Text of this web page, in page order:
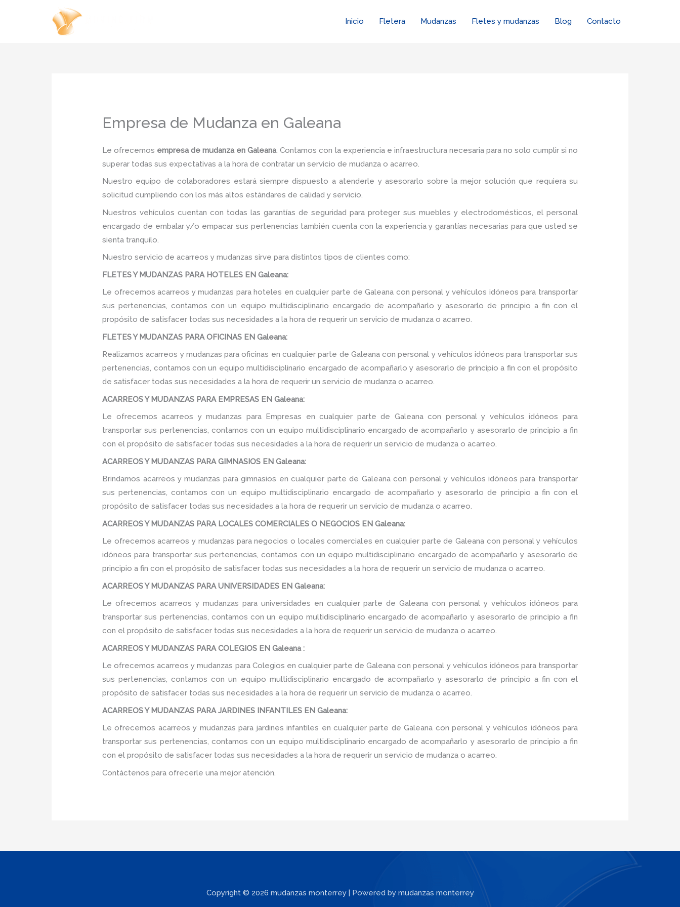
Inicio Fletera Mudanzas Fletes y mudanzas Blog Contacto
Empresa de Mudanza en Galeana
Le ofrecemos empresa de mudanza en Galeana. Contamos con la experiencia e infraestructura necesaria para no solo cumplir si no
superar todas sus expectativas a la hora de contratar un servicio de mudanza o acarreo.
Nuestro equipo de colaboradores estará siempre dispuesto a atenderle y asesorarlo sobre la mejor solución que requiera su
solicitud cumpliendo con los más altos estándares de calidad y servicio.
Nuestros vehículos cuentan con todas las garantías de seguridad para proteger sus muebles y electrodomésticos, el personal
encargado de embalar y/o empacar sus pertenencias también cuenta con la experiencia y garantías necesarias para que usted se
sienta tranquilo.
Nuestro servicio de acarreos y mudanzas sirve para distintos tipos de clientes como:
FLETES Y MUDANZAS PARA HOTELES EN Galeana:
Le ofrecemos acarreos y mudanzas para hoteles en cualquier parte de Galeana con personal y vehículos idóneos para transportar
sus pertenencias, contamos con un equipo multidisciplinario encargado de acompañarlo y asesorarlo de principio a fin con el
propósito de satisfacer todas sus necesidades a la hora de requerir un servicio de mudanza o acarreo.
FLETES Y MUDANZAS PARA OFICINAS EN Galeana:
Realizamos acarreos y mudanzas para oficinas en cualquier parte de Galeana con personal y vehículos idóneos para transportar sus
pertenencias, contamos con un equipo multidisciplinario encargado de acompañarlo y asesorarlo de principio a fin con el propósito
de satisfacer todas sus necesidades a la hora de requerir un servicio de mudanza o acarreo.
ACARREOS Y MUDANZAS PARA EMPRESAS EN Galeana:
Le ofrecemos acarreos y mudanzas para Empresas en cualquier parte de Galeana con personal y vehículos idóneos para
transportar sus pertenencias, contamos con un equipo multidisciplinario encargado de acompañarlo y asesorarlo de principio a fin
con el propósito de satisfacer todas sus necesidades a la hora de requerir un servicio de mudanza o acarreo.
ACARREOS Y MUDANZAS PARA GIMNASIOS EN Galeana:
Brindamos acarreos y mudanzas para gimnasios en cualquier parte de Galeana con personal y vehículos idóneos para transportar
sus pertenencias, contamos con un equipo multidisciplinario encargado de acompañarlo y asesorarlo de principio a fin con el
propósito de satisfacer todas sus necesidades a la hora de requerir un servicio de mudanza o acarreo.
ACARREOS Y MUDANZAS PARA LOCALES COMERCIALES O NEGOCIOS EN Galeana:
Le ofrecemos acarreos y mudanzas para negocios o locales comerciales en cualquier parte de Galeana con personal y vehículos
idóneos para transportar sus pertenencias, contamos con un equipo multidisciplinario encargado de acompañarlo y asesorarlo de
principio a fin con el propósito de satisfacer todas sus necesidades a la hora de requerir un servicio de mudanza o acarreo.
ACARREOS Y MUDANZAS PARA UNIVERSIDADES EN Galeana:
Le ofrecemos acarreos y mudanzas para universidades en cualquier parte de Galeana con personal y vehículos idóneos para
transportar sus pertenencias, contamos con un equipo multidisciplinario encargado de acompañarlo y asesorarlo de principio a fin
con el propósito de satisfacer todas sus necesidades a la hora de requerir un servicio de mudanza o acarreo.
ACARREOS Y MUDANZAS PARA COLEGIOS EN Galeana :
Le ofrecemos acarreos y mudanzas para Colegios en cualquier parte de Galeana con personal y vehículos idóneos para transportar
sus pertenencias, contamos con un equipo multidisciplinario encargado de acompañarlo y asesorarlo de principio a fin con el
propósito de satisfacer todas sus necesidades a la hora de requerir un servicio de mudanza o acarreo.
ACARREOS Y MUDANZAS PARA JARDINES INFANTILES EN Galeana:
Le ofrecemos acarreos y mudanzas para jardines infantiles en cualquier parte de Galeana con personal y vehículos idóneos para
transportar sus pertenencias, contamos con un equipo multidisciplinario encargado de acompañarlo y asesorarlo de principio a fin
con el propósito de satisfacer todas sus necesidades a la hora de requerir un servicio de mudanza o acarreo.
Contáctenos para ofrecerle una mejor atención.
Copyright © 2026 mudanzas monterrey | Powered by mudanzas monterrey